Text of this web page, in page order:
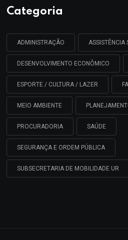
Categoria
ADMINISTRAÇÃO ASSISTÊNCIA
DESENVOLVIMENTO ECONÔMICO
ESPORTE / CULTURA / LAZER
MEIO AMBIENTE
PROCURADORIA SAÚDE
SEGURANÇA E ORDEM PÚBLICA
SUBSECRETARIA DE MOBILIDADE UR